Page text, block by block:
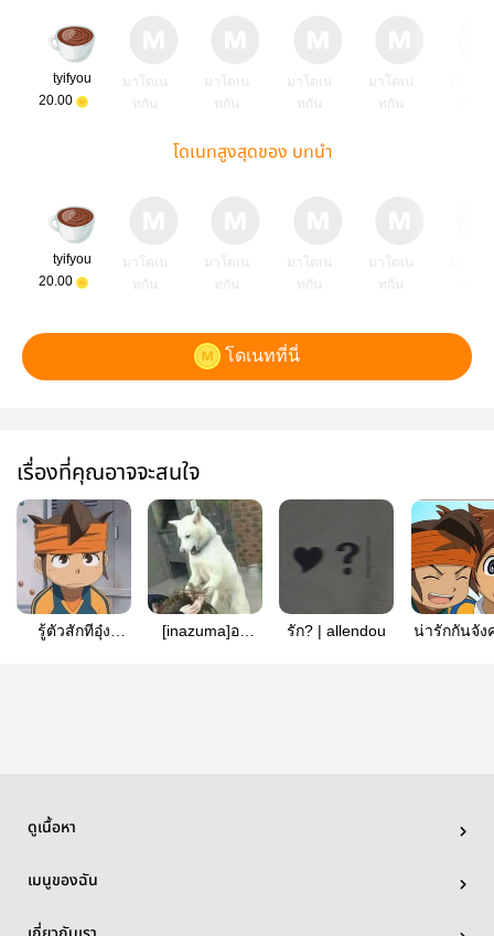
tyifyou
20.00
มาโดเน
ทกัน
มาโดเน
ทกัน
มาโดเน
ทกัน
มาโดเน
ทกัน
โดเนทสูงสุดของ บทนำ
tyifyou
20.00
มาโดเน
ทกัน
มาโดเน
ทกัน
มาโดเน
ทกัน
มาโดเน
ทกัน
โดเนทที่นี่
เรื่องที่คุณอาจจะสนใจ
รู้ตัวสักทีอุ๋ง
[inazuma]อยู่
รัก? | allendou
น่ารักกันจัง
ดูเนื้อหา
เมนูของฉัน